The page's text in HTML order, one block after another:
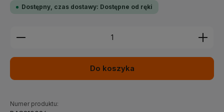
Dostępny, czas dostawy: Dostępne od ręki
Ilość produktu: Wprowadź żądaną ilość lub użyj
Do koszyka
Numer produktu: